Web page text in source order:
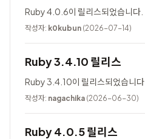
Ruby 4.0.6이 릴리스되었습니다.
작성자: k0kubun (2026-07-14)
Ruby 3.4.10 릴리스
Ruby 3.4.10이 릴리스되었습니다.
작성자: nagachika (2026-06-30)
Ruby 4.0.5 릴리스